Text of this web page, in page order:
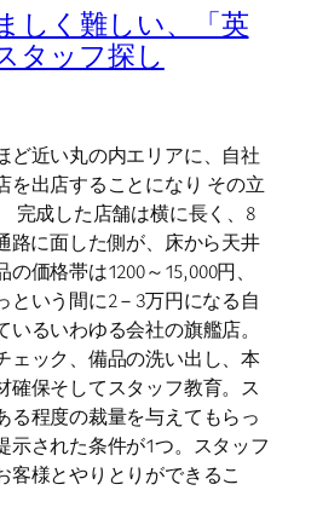
しく難しい、「英
タッフ探し
ど近い丸の内エリアに、自社
を出店することになり その立
完成した店舗は横に長く、8
路に面した側が、床から天井
価格帯は1200～15,000円、
という間に2－3万円になる自
るいわゆる会社の旗艦店。
ェック、備品の洗い出し、本
確保そしてスタッフ教育。ス
る程度の裁量を与えてもらっ
示された条件が1つ。スタッフ
客様とやりとりができるこ